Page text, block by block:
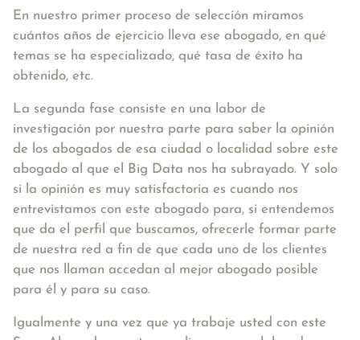
En nuestro primer proceso de selección miramos
cuántos años de ejercicio lleva ese abogado, en qué
temas se ha especializado, qué tasa de éxito ha
obtenido, etc.
La segunda fase consiste en una labor de
investigación por nuestra parte para saber la opinión
de los abogados de esa ciudad o localidad sobre este
abogado al que el Big Data nos ha subrayado. Y solo
si la opinión es muy satisfactoria es cuando nos
entrevistamos con este abogado para, si entendemos
que da el perfil que buscamos, ofrecerle formar parte
de nuestra red a fin de que cada uno de los clientes
que nos llaman accedan al mejor abogado posible
para él y para su caso.
Igualmente y una vez que ya trabaje usted con este